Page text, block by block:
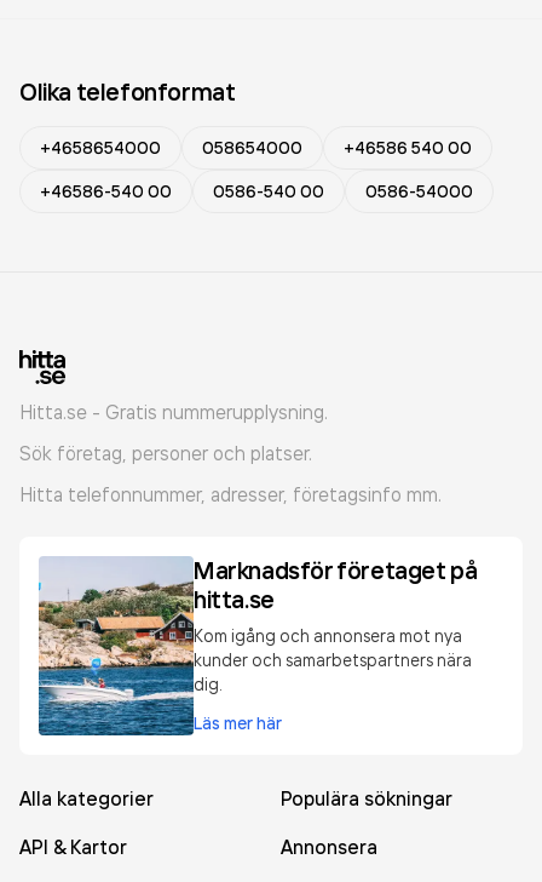
Olika telefonformat
+4658654000 058654000
+46586 540 00
+46586-540 00
0586-540 00 0586-54000
Hitta.se - Gratis nummerupplysning.
Sök företag, personer och platser.
Hitta telefonnummer, adresser, företagsinfo mm.
Marknadsför företaget på
hitta.se
Kom igång och annonsera mot nya
kunder och samarbetspartners nära
dig.
Läs mer här
Alla kategorier
Populära sökningar
API & Kartor
Annonsera